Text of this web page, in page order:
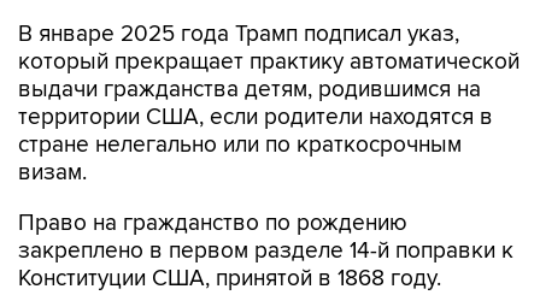
В январе 2025 года Трамп подписал указ,
который прекращает практику автоматической
выдачи гражданства детям, родившимся на
территории США, если родители находятся в
стране нелегально или по краткосрочным
визам.
Право на гражданство по рождению
закреплено в первом разделе 14-й поправки к
Конституции США, принятой в 1868 году.